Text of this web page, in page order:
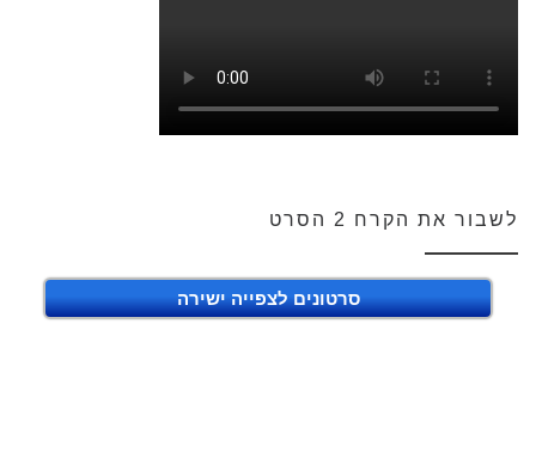
לשבור את הקרח 2 הסרט
סרטונים לצפייה ישירה